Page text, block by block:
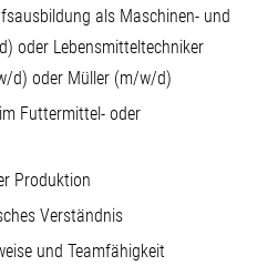
als Maschinen- und
oder Lebensmitteltechniker
d) oder Müller (m/w/d)
Futtermittel- oder
Produktion
Verständnis
und Teamfähigkeit